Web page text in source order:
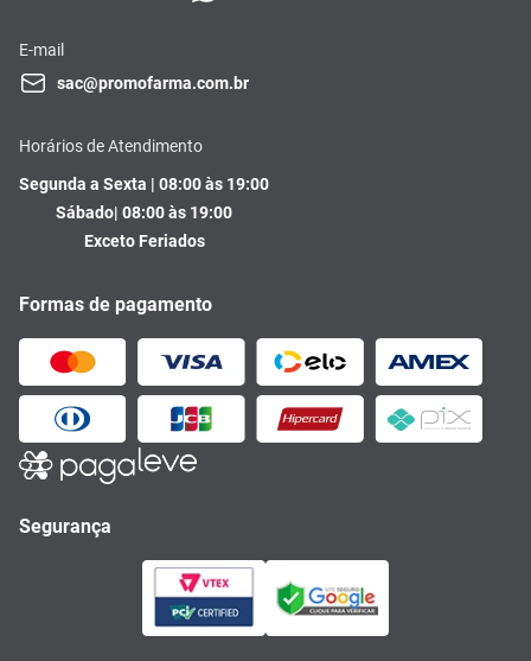
E-mail
sac@promofarma.com.br
Horários de Atendimento
Segunda a Sexta | 08:00 às 19:00
Sábado| 08:00 às 19:00
Exceto Feriados
Formas de pagamento
Segurança